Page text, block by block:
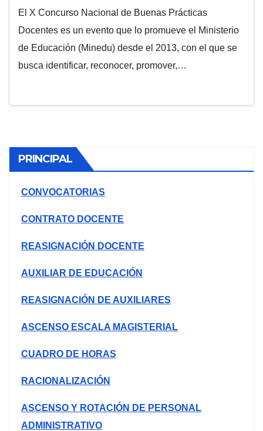
El X Concurso Nacional de Buenas Prácticas
Docentes es un evento que lo promueve el Ministerio
de Educación (Minedu) desde el 2013, con el que se
busca identificar, reconocer, promover,…
PRINCIPAL
CONVOCATORIAS
CONTRATO DOCENTE
REASIGNACIÓN DOCENTE
AUXILIAR DE EDUCACIÓN
REASIGNACIÓN DE AUXILIARES
ASCENSO ESCALA MAGISTERIAL
CUADRO DE HORAS
RACIONALIZACIÓN
ASCENSO Y ROTACIÓN DE PERSONAL
ADMINISTRATIVO